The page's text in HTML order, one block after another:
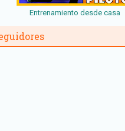
Entrenamiento desde casa